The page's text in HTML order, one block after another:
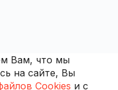
Вам, что мы
на сайте, Вы
Cookies и с